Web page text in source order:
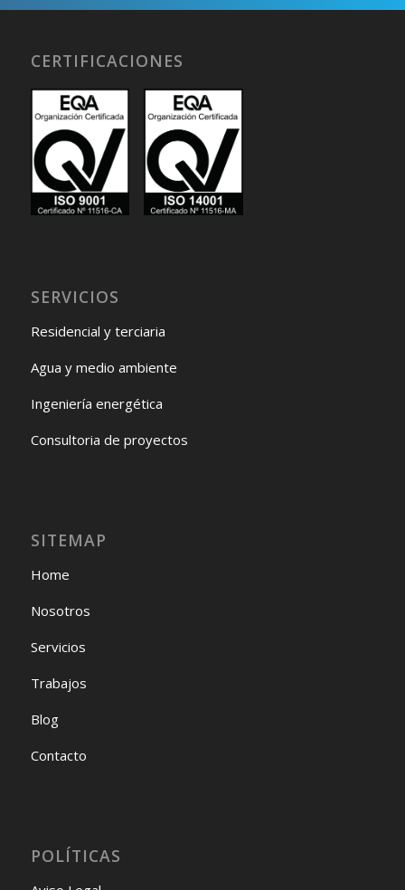
CERTIFICACIONES
SERVICIOS
Residencial y terciaria
Agua y medio ambiente
Ingeniería energética
Consultoria de proyectos
SITEMAP
Home
Nosotros
Servicios
Trabajos
Blog
Contacto
POLÍTICAS